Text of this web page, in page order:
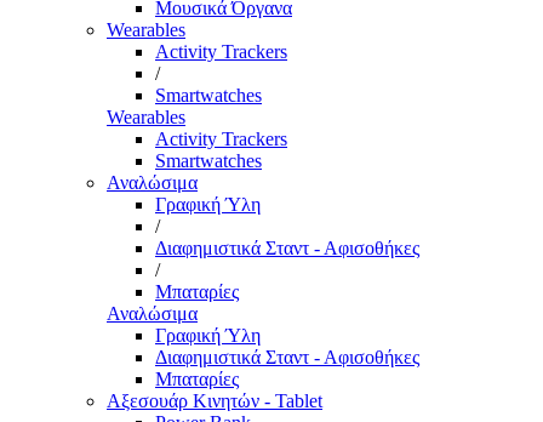
Μουσικά Όργανα
Wearables
Activity Trackers
/
Smartwatches
Wearables
Activity Trackers
Smartwatches
Αναλώσιμα
Γραφική Ύλη
/
Διαφημιστικά Σταντ - Αφισοθήκες
/
Μπαταρίες
Αναλώσιμα
Γραφική Ύλη
Διαφημιστικά Σταντ - Αφισοθήκες
Μπαταρίες
Αξεσουάρ Κινητών - Tablet